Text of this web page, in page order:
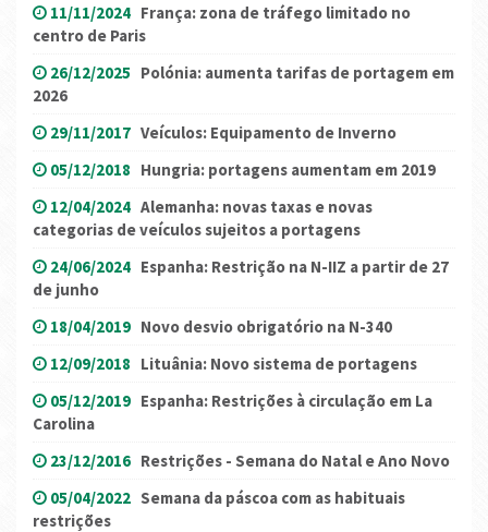
11/11/2024 França: zona de tráfego limitado no
centro de Paris
26/12/2025 Polónia: aumenta tarifas de portagem em
2026
29/11/2017 Veículos: Equipamento de Inverno
05/12/2018 Hungria: portagens aumentam em 2019
12/04/2024 Alemanha: novas taxas e novas
categorias de veículos sujeitos a portagens
24/06/2024 Espanha: Restrição na N-IIZ a partir de 27
de junho
18/04/2019 Novo desvio obrigatório na N-340
12/09/2018 Lituânia: Novo sistema de portagens
05/12/2019 Espanha: Restrições à circulação em La
Carolina
23/12/2016 Restrições - Semana do Natal e Ano Novo
05/04/2022 Semana da páscoa com as habituais
restrições